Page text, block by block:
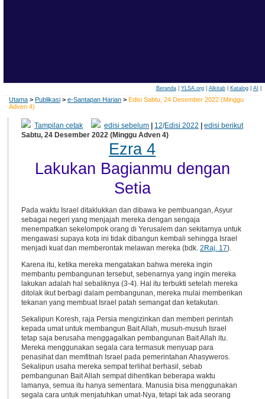
Beranda| YLSA.org| Alkitab| Katalog| AI
Utama > Publikasi > e-Santapan Harian > Edisi Sabtu, 24 Desember 2022 (Minggu
Adven 4)
Tampilan cetak edisi sebelum 12/Edisi 2022 |edisi berikut
Sabtu, 24 Desember 2022 (Minggu Adven 4)
Ezra 4
Lakukan Bagianmu dengan
Setia
Pada waktu Israel ditaklukkan dan dibawa ke pembuangan, Asyur
sebagai negeri yang menjajah mereka dengan sengaja
menempatkan sekelompok orang di Yerusalem dan sekitarnya untuk
mengawasi supaya kota ini tidak dibangun kembali sehingga Israel
menjadi kuat dan memberontak melawan mereka (bdk. 2Raj. 17).
Karena itu, ketika mereka mengatakan bahwa mereka ingin
membantu pembangunan tersebut, sebenarnya yang ingin mereka
lakukan adalah hal sebaliknya (3-4). Hal itu terbukti setelah mereka
ditolak ikut berbagi dalam pembangunan, mereka mulai memberikan
tekanan yang membuat Israel patah semangat dan ketakutan.
Sekalipun Koresh, raja Persia mengizinkan dan memberi perintah
kepada umat untuk membangun Bait Allah, musuh-musuh Israel
tetap saja berusaha menggagalkan pembangunan Bait Allah itu.
Mereka menggunakan segala cara termasuk menyuap para
penasihat dan memfitnah Israel pada pemerintahan Ahasyweros.
Sekalipun usaha mereka sempat terlihat berhasil, sebab
pembangunan Bait Allah sempat dihentikan beberapa waktu
lamanya, semua itu hanya sementara. Manusia bisa menggunakan
segala cara untuk menjatuhkan umat-Nya, tetapi tak ada seorang